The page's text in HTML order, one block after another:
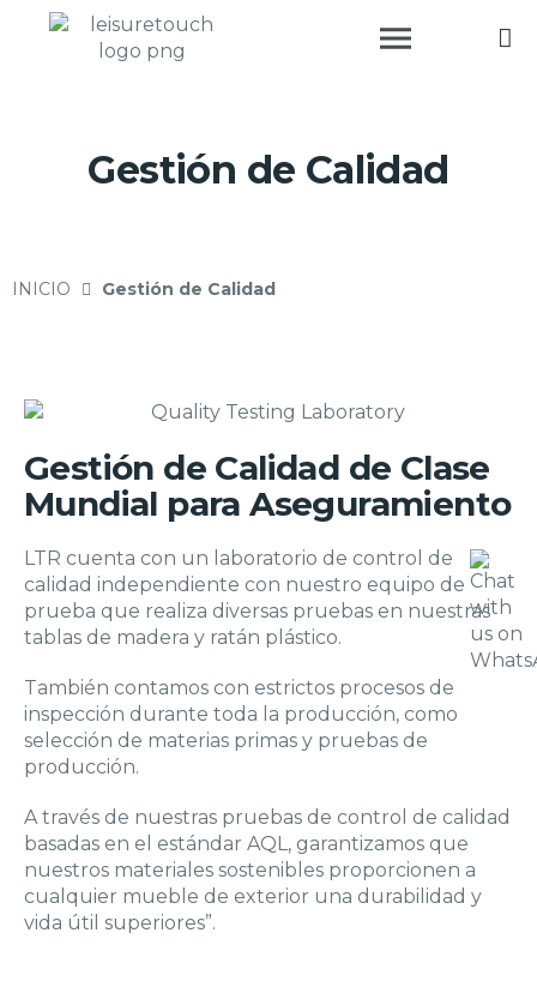
Gestión de Calidad
INICIO Gestión de Calidad
Gestión de Calidad de Clase
Mundial para Aseguramiento
LTR cuenta con un laboratorio de control de
calidad independiente con nuestro equipo de
prueba que realiza diversas pruebas en nuestras
tablas de madera y ratán plástico.
También contamos con estrictos procesos de
inspección durante toda la producción, como
selección de materias primas y pruebas de
producción.
A través de nuestras pruebas de control de calidad
basadas en el estándar AQL, garantizamos que
nuestros materiales sostenibles proporcionen a
cualquier mueble de exterior una durabilidad y
vida útil superiores”.